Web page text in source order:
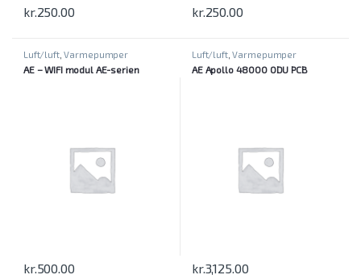
kr.250.00 kr.250.00
Luft/luft,Varmepumper
AE – WIFI modul AE-serien
kr.500.00
Luft/luft,Varmepumper
AE Apollo 48000 ODU PCB
kr.3,125.00